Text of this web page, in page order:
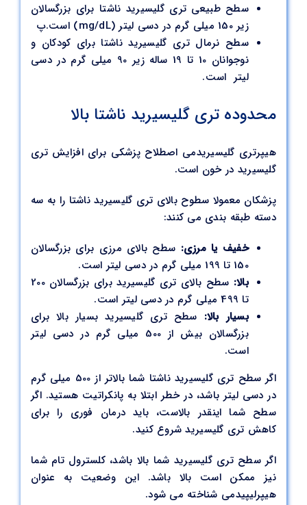
سطح طبیعی تری گلیسیرید ناشتا برای بزرگسالان
زیر 150 میلی گرم در دسی لیتر (mg/dL) است.پ
سطح نرمال تری گلیسیرید ناشتا برای کودکان و
نوجوانان 10 تا 19 ساله زیر 90 میلی گرم در دسی
لیتر است.
محدوده تری گلیسیرید ناشتا بالا
هیپرتری گلیسیریدمی اصطلاح پزشکی برای افزایش تری
گلیسیرید در خون است.
پزشکان معمولا سطوح بالای تری گلیسیرید ناشتا را به سه
دسته طبقه بندی می کنند:
خفیف یا مرزی: سطح بالای مرزی برای بزرگسالان
150 تا 199 میلی گرم در دسی لیتر است.
بالا:
سطح بالای تری گلیسیرید برای بزرگسالان 200
تا 499 میلی گرم در دسی لیتر است.
بسیار بالا: سطح تری گلیسیرید بسیار بالا برای
بزرگسالان بیش از 500 میلی گرم در دسی لیتر
است.
اگر سطح تری گلیسیرید ناشتا شما بالاتر از 500 میلی گرم
در دسی لیتر باشد، در خطر ابتلا به پانکراتیت هستید. اگر
سطح شما اینقدر بالاست، باید درمان فوری را برای
کاهش تری گلیسیرید شروع کنید.
اگر سطح تری گلیسیرید شما بالا باشد، کلسترول تام شما
نیز ممکن است بالا باشد. این وضعیت به عنوان
هیپرلیپیدمی شناخته می شود.